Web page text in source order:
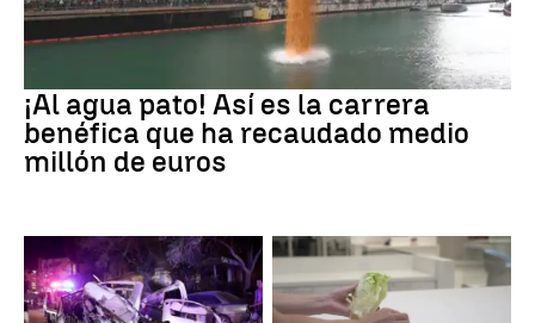
¡Al agua pato! Así es la carrera
benéfica que ha recaudado medio
millón de euros